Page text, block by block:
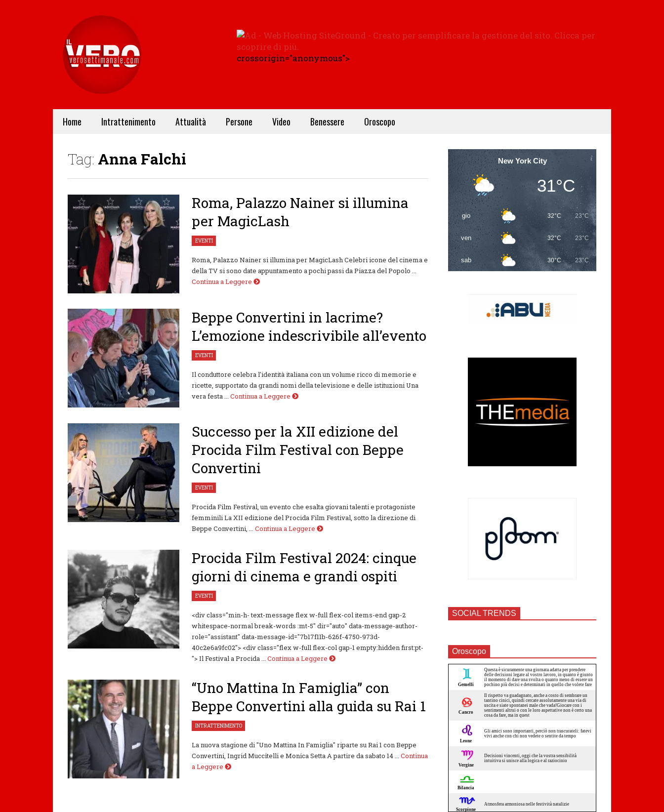
crossorigin="anonymous">
Home Intrattenimento Attualità Persone Video Benessere Oroscopo
Tag: Anna Falchi
Roma, Palazzo Nainer si illumina
per MagicLash
EVENTI
Roma, Palazzo Nainer si illumina per MagicLash Celebri icone del cinema e
della TV si sono date appuntamento a pochi passi da Piazza del Popolo ...
Continua a Leggere
Beppe Convertini in lacrime?
L’emozione indescrivibile all’evento
EVENTI
Il conduttore celebra l'identità italiana con un volume ricco di memorie e
ricette, supportato da grandi nomi della televisione e delle istituzioni Una
vera festa ...
Continua a Leggere
Successo per la XII edizione del
Procida Film Festival con Beppe
Convertini
EVENTI
Procida Film Festival, un evento che esalta giovani talenti e protagoniste
femminili La XII edizione del Procida Film Festival, sotto la direzione di
Beppe Convertini, ... Continua a Leggere
Procida Film Festival 2024: cinque
giorni di cinema e grandi ospiti
EVENTI
<div class="min-h- text-message flex w-full flex-col items-end gap-2
whitespace-normal break-words :mt-5" dir="auto" data-message-author-
role="assistant" data-message-id="7b17f11b-626f-4750-973d-
40c2e6a9fc02"> <div class="flex w-full flex-col gap-1 empty:hidden first:pt-
"> Il Festival a Procida ... Continua a Leggere
“Uno Mattina In Famiglia” con
Beppe Convertini alla guida su Rai 1
INTRATTENIMENTO
La nuova stagione di "Uno Mattina In Famiglia" riparte su Rai 1 con Beppe
Convertini, Ingrid Muccitelli e Monica Setta A partire da sabato 14 ... Continua
a Leggere
New York City
31°C
gio 32°C 23°C
ven 32°C 23°C
sab 30°C 23°C
SOCIAL TRENDS
Oroscopo